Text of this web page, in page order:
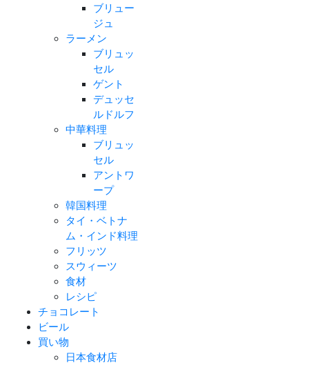
ブリュー
ジュ
ラーメン
ブリュッ
セル
ゲント
デュッセ
ルドルフ
中華料理
ブリュッ
セル
アントワ
ープ
韓国料理
タイ・ベトナ
ム・インド料理
フリッツ
スウィーツ
食材
レシピ
チョコレート
ビール
買い物
日本食材店